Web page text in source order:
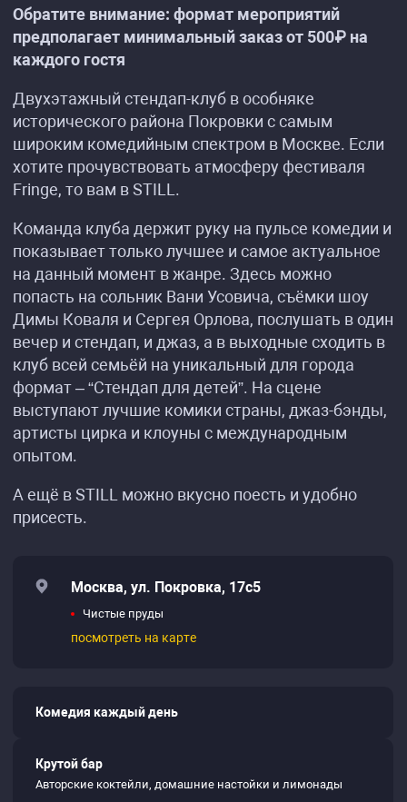
Обратите внимание: формат мероприятий
предполагает минимальный заказ от 500₽ на
каждого гостя
Двухэтажный стендап-клуб в особняке
исторического района Покровки с самым
широким комедийным спектром в Москве. Если
хотите прочувствовать атмосферу фестиваля
Fringe, то вам в STILL.
Команда клуба держит руку на пульсе комедии и
показывает только лучшее и самое актуальное
на данный момент в жанре. Здесь можно
попасть на сольник Вани Усовича, съёмки шоу
Димы Коваля и Сергея Орлова, послушать в один
вечер и стендап, и джаз, а в выходные сходить в
клуб всей семьёй на уникальный для города
формат – “Стендап для детей”. На сцене
выступают лучшие комики страны, джаз-бэнды,
артисты цирка и клоуны с международным
опытом.
А ещё в STILL можно вкусно поесть и удобно
присесть.
Москва, ул. Покровка, 17с5
Чистые пруды
посмотреть на карте
Комедия каждый день
Крутой бар
Авторские коктейли, домашние настойки и лимонады